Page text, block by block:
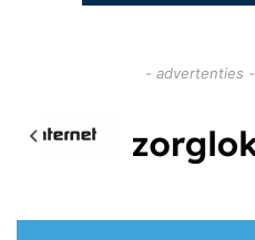
- advertenties -